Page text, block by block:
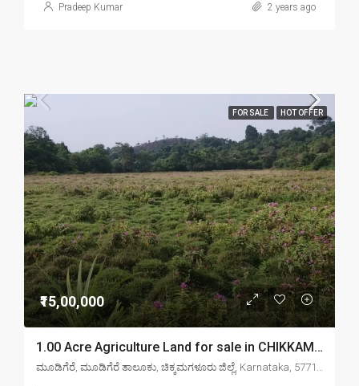
Pradeep Kumar 2 years ago
FOR SALE HOT OFFER
₹15,00,000
1.00 Acre Agriculture Land for sale in CHIKKAMAGALORE Mudigere
ಮೂಡಿಗೆರೆ, ಮೂಡಿಗೆರೆ ತಾಲೂಕು, ಚಿಕ್ಕಮಗಳೂರು ಜಿಲ್ಲೆ, Karnataka, 577132, India